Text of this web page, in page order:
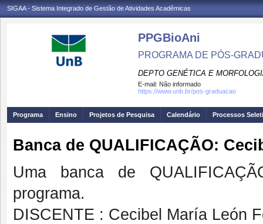
SIGAA - Sistema Integrado de Gestão de Atividades Acadêmicas
PPGBioAni
PROGRAMA DE PÓS-
DEPTO GENÉTICA E
E-mail: Não informado
https://www.unb.br/pos-graduacao
Programa Ensino Projetos de Pesquisa Calendário Processos
Banca de QUALIFICAÇÃO:
Uma banca de
programa.
DISCENTE : Cecibel María León